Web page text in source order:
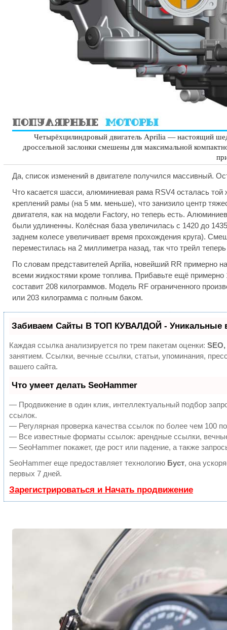
Четырёхцилиндровый двигатель Aprilia — настоящий
дроссельной заслонки смешены для максимальной
Да, список изменений в двигателе получился массивный.
Что касается шасси, алюминиевая рама RSV4 осталась
креплений рамы (на 5 мм. меньше), что занизило центр
двигателя, как на модели Factory, но теперь есть.
были удлиненны. Колёсная база увеличилась с 1420 до
заднем колесе увеличивает время прохождения круга).
переместилась на 2 миллиметра назад, так что трейл
По словам представителей Aprilia, новейший RR примерно
всеми жидкостями кроме топлива. Прибавьте ещё
составит 208 килограммов. Модель RF ограниченного
или 203 килограмма с полным баком.
Забиваем Сайты В ТОП КУВАЛДОЙ - Уникальные
Каждая ссылка анализируется по трем пакетам оценки:
занятием. Ссылки, вечные ссылки, статьи, упоминания,
вашего сайта.
Что умеет делать SeoHammer
— Продвижение в один клик, интеллектуальный подбор
ссылок.
— Регулярная проверка качества ссылок по более чем 100
— Все известные форматы ссылок: арендные ссылки,
— SeoHammer покажет, где рост или падение, а также
SeoHammer еще предоставляет технологию Буст, она
первых 7 дней.
Зарегистрироваться и Начать продвижение